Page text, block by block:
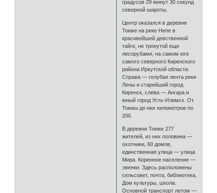
градусов 29 минут 30 секунд
северной широты.
Центр оказался в деревне
Токме на реке Непе в
красивейшей девственной
тайге, не тронутой еще
лесорубами, на самом юге
самого северного Киренского
района Иркутской области.
Справа — голубая лента реки
Лены и старейший город
Киренск, слева — Ангара и
юный город Усть-Илимск. От
Токмы до них километров по
200.
В деревне Токме 277
жителей, из них половина —
охотники, 60 домов,
единственная улица — улица
Мира. Коренное население —
эвенки. Здесь расположены
сельсовет, почта, библиотека,
Дом культуры, школа.
Основной транспорт летом —